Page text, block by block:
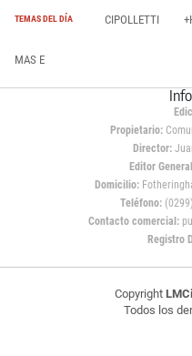
TEMAS DEL DÍA CIPOLLETTI
MAS E
Propietario:
Director:
Editor
Domicilio:
Teléfono:
Contacto comercial:
Registro
Copyright
Todos los